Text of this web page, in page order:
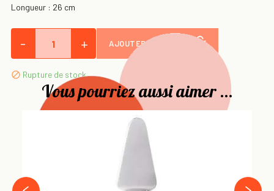
Longueur : 26 cm
- + AJOUTER AU PANIER
 Rupture de stock
Vous pourriez aussi aimer ...
›